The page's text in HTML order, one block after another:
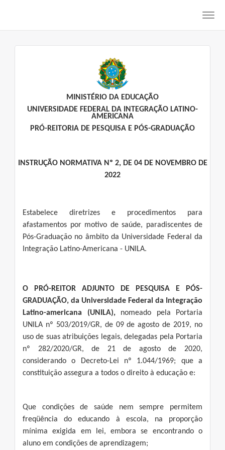
MINISTÉRIO DA EDUCAÇÃO
UNIVERSIDADE FEDERAL DA INTEGRAÇÃO LATINO-
AMERICANA
PRÓ-REITORIA DE PESQUISA E PÓS-GRADUAÇÃO
INSTRUÇÃO NORMATIVA Nº 2, DE 04 DE NOVEMBRO DE
2022
Estabelece diretrizes e procedimentos para
afastamentos por motivo de saúde, paradiscentes de
Pós-Graduação no âmbito da Universidade Federal da
Integração Latino-Americana - UNILA.
O PRÓ-REITOR ADJUNTO DE PESQUISA E PÓS-
GRADUAÇÃO, da Universidade Federal da Integração
Latino-americana (UNILA),nomeado pela Portaria
UNILA nº 503/2019/GR, de 09 de agosto de 2019, no
uso de suas atribuições legais, delegadas pela Portaria
nº 282/2020/GR, de 21 de agosto de 2020,
considerando o Decreto-Lei nº 1.044/1969; que a
constituição assegura a todos o direito à educação e:
Que condições de saúde nem sempre permitem
freqüência do educando à escola, na proporção
mínima exigida em lei, embora se encontrando o
aluno em condições de aprendizagem;